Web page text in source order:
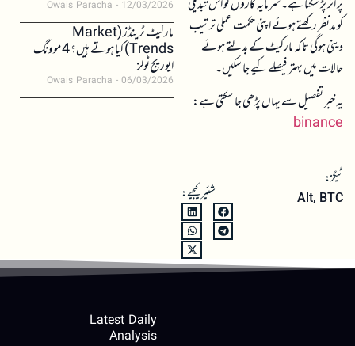
پر اثر پڑ سکتا ہے۔ سرمایہ کاروں کو اس تبدیلی
کو مدنظر رکھتے ہوئے اپنی حکمت عملی ترتیب
دینی ہوگی تاکہ مارکیٹ کے بدلتے ہوئے
حالات میں بہتر فیصلے کیے جا سکیں۔
یہ خبر تفصیل سے یہاں پڑھی جا سکتی ہے:
binance
ٹیگز:
Alt, BTC شئیر کیجیے:
Owais Paracha 12/03/2026
مارکیٹ ٹرینڈز (Market
Trends) کیا ہوتے ہیں؟ 4 موونگ
ایوریج ٹولز
Owais Paracha 06/03/2026
Latest Daily
Analysis